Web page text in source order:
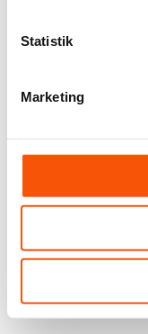
Statistik
Marketing